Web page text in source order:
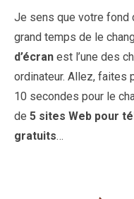
Je sens que votre fond
grand temps de le
d’écran est l’une des
ordinateur. Allez, faites
10 secondes pour le
de 5 sites Web pour
gratuits…